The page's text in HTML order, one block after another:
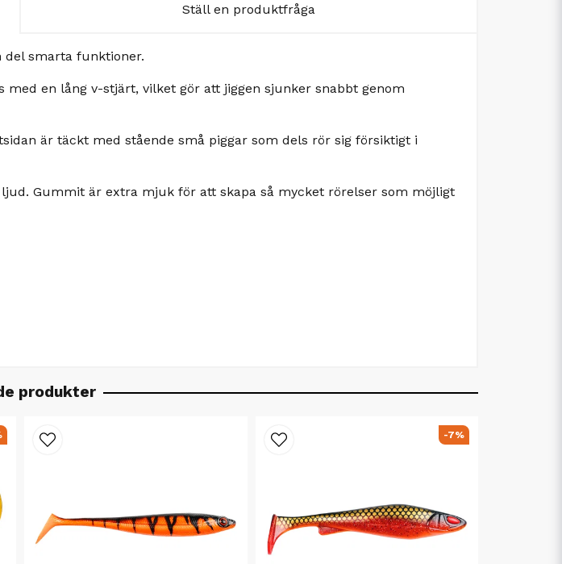
Ställ en produktfråga
del smarta funktioner.
en lång v-stjärt, vilket gör att jiggen sjunker snabbt genom
är täckt med stående små piggar som dels rör sig försiktigt i
Gummit är extra mjuk för att skapa så mycket rörelser som möjligt
produkter
-7%